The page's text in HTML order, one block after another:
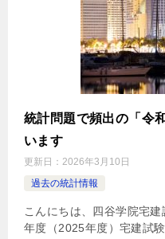
統計問題で頻出の「令
います
更新日： 2026年3月10日
過去の統計情報
こんにちは、四谷学院宅
年度（2025年度）宅建試